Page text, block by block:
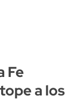
Fe
a los